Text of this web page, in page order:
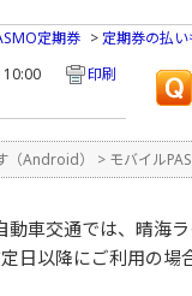
定期券 > 定期券の払い
10:00 印刷
（Android） > モバイル
車交通では、晴海
日以降にご利用の場